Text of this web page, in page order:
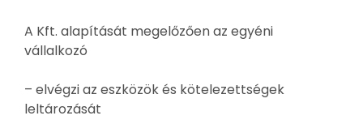
A Kft. alapítását megelőzően az egyéni
vállalkozó
– elvégzi az eszközök és kötelezettségek
leltározását